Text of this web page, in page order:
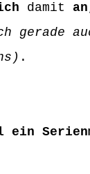
damit an
gerade
.